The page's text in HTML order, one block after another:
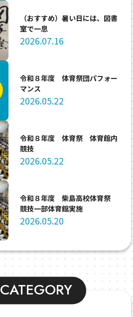
（おすすめ）暑い日には、図書
室で一息
2026.07.16
令和８年度 体育祭団パフォー
マンス
2026.05.22
令和８年度 体育祭 体育館内
競技
2026.05.22
令和８年度 柴島高校体育祭
競技一部体育館実施
2026.05.20
CATEGORY